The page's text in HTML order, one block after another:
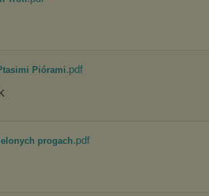
Piórami.pdf
progach.pdf